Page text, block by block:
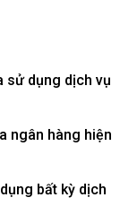
sử dụng dịch vụ
ngân hàng hiện
bất kỳ dịch